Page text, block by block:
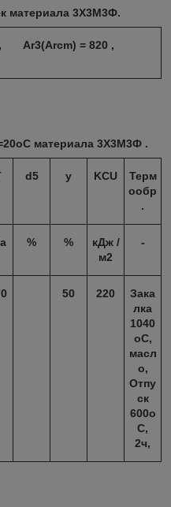
материала 3Х3М3Ф.
, Ar3(Arcm) = 820 ,
материала 3Х3М3Ф .
d5 y KCU
Терм
ообр
.
% %
кДж /
м2
-
50 220
Зака
лка
1040
oC,
масл
о,
Отпу
ск
600o
C,
2ч,